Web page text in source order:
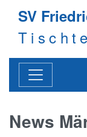
SV
News